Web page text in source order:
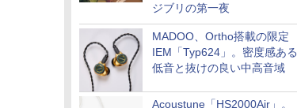
ジブリの第一夜
MADOO、Ortho搭載の限定
IEM「Typ624」。密度感ある
低音と抜けの良い中高音域
Acoustune「HS2000Air」。